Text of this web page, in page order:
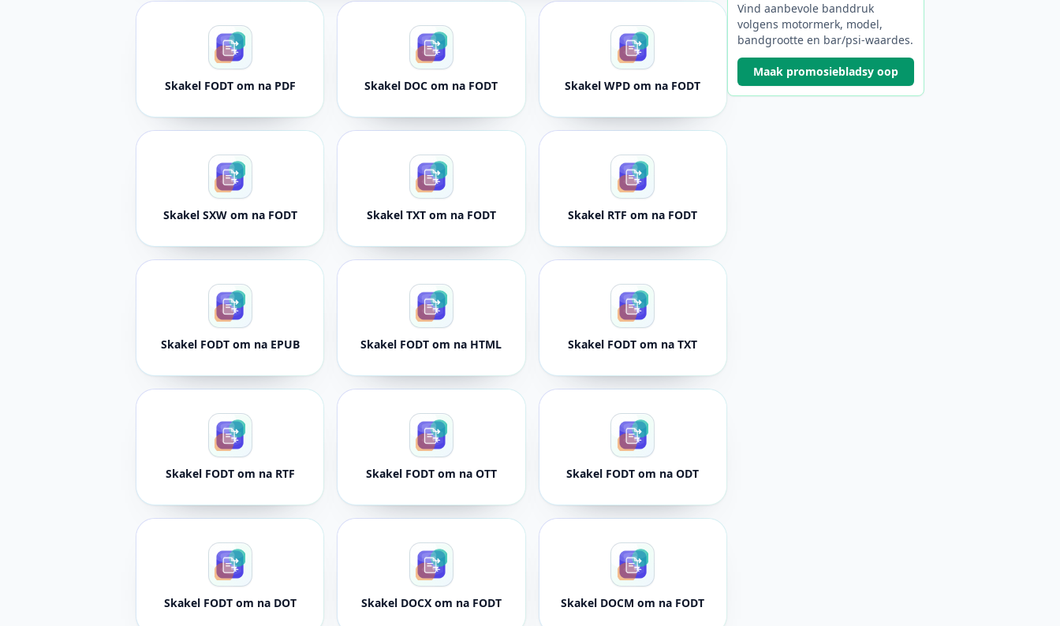
Skakel FODT om na PDF Skakel DOC om na FODT Skakel WPD om na FODT
Skakel SXW om na FODT Skakel TXT om na FODT Skakel RTF om na FODT
Skakel FODT om na EPUB Skakel FODT om na HTML Skakel FODT om na TXT
Skakel FODT om na RTF Skakel FODT om na OTT Skakel FODT om na ODT
Skakel FODT om na DOT Skakel DOCX om na FODT Skakel DOCM om na FODT
Vind aanbevole banddruk
volgens motormerk, model,
bandgrootte en bar/psi-waardes.
Maak promosiebladsy oop